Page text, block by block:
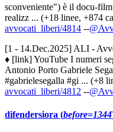
sconveniente") è il docu-
realizz ... (+18 linee, +874
avvocati_liberi/4814 --
[1 - 14.Dec.2025] ALI -
♦ [link] YouTube I numeri
Antonio Porto Gabriele
#gabrielesegalla #gi ... (+8
avvocati_liberi/4812 --
difendersiora (before=1344